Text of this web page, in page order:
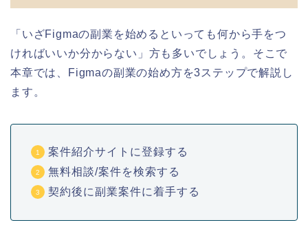
「いざFigmaの副業を始めるといっても何から手をつ
ければいいか分からない」方も多いでしょう。そこで
本章では、Figmaの副業の始め方を3ステップで解説し
ます。
案件紹介サイトに登録する
無料相談/案件を検索する
契約後に副業案件に着手する